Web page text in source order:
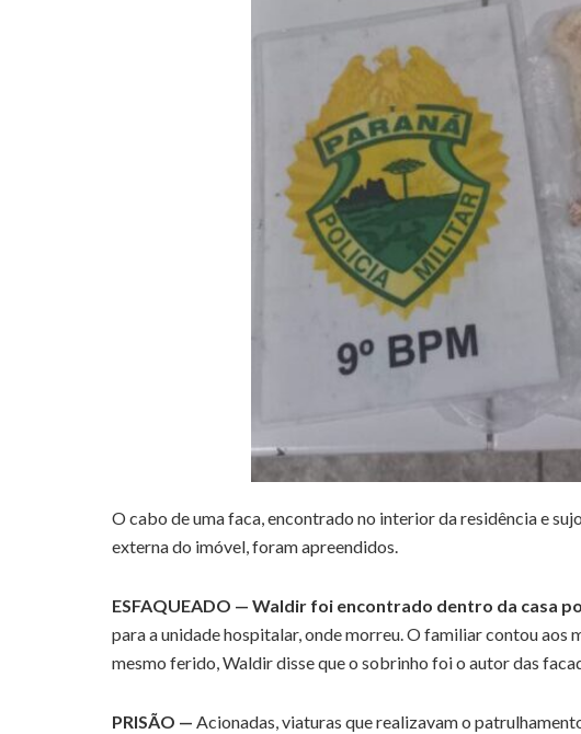
O cabo de uma faca, encontrado no interior da residência e
externa do imóvel, foram apreendidos.
ESFAQUEADO — Waldir foi encontrado dentro da casa
para a unidade hospitalar, onde morreu. O familiar contou aos
mesmo ferido, Waldir disse que o sobrinho foi o autor das
PRISÃO — Acionadas, viaturas que realizavam o